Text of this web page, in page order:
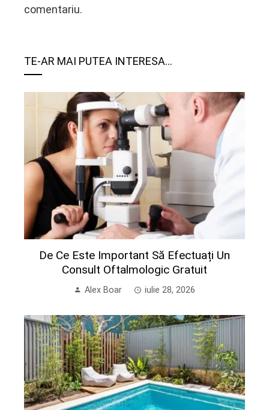
comentariu.
TE-AR MAI PUTEA INTERESA...
De Ce Este Important Să Efectuați Un
Consult Oftalmologic Gratuit
Alex Boar iulie 28, 2026